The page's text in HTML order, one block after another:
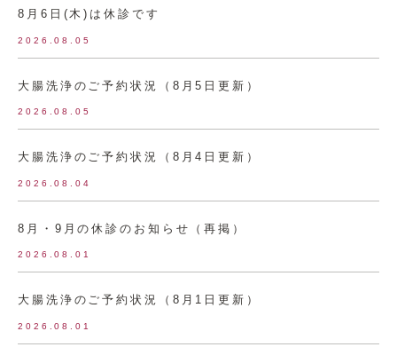
8月6日(木)は休診です
2026.08.05
大腸洗浄のご予約状況（8月5日更新）
2026.08.05
大腸洗浄のご予約状況（8月4日更新）
2026.08.04
8月・9月の休診のお知らせ（再掲）
2026.08.01
大腸洗浄のご予約状況（8月1日更新）
2026.08.01